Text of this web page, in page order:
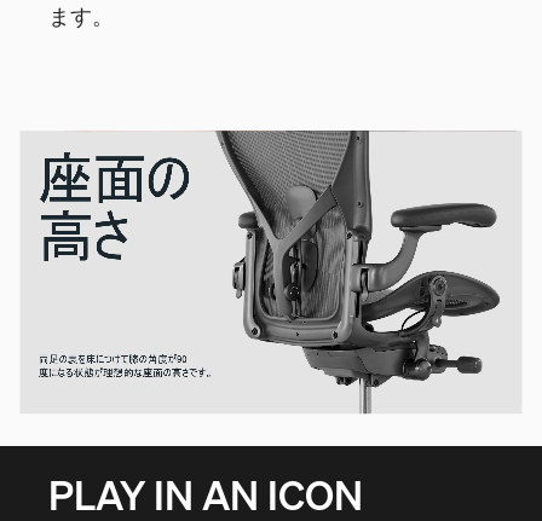
ます。
PLAY IN AN ICON